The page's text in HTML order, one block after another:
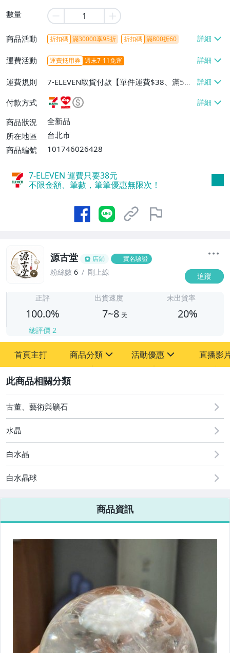
數量
商品活動 折扣碼 滿30000享95折 折扣碼 滿800折60
運費活動 運費抵用券 週末7-11免運
運費規則
7-ELEVEN取貨付款【單件運費$38、滿5件
或消費滿$1298免運費】、7-ELEVEN取貨
不付款【免運費】、萊爾富取貨付款【單件
運費$60、滿5件或消費滿$1298免運
費】、宅配/貨運【單件運費$120、滿5件
付款方式
商品狀況
全新品
所在地區
台北市
商品編號
101746026428
7-ELEVEN 運費只要38元
不限金額、筆數，筆筆優惠無限次！
源古堂 店鋪 實名驗證
粉絲數 6 剛上線 追蹤
正評
100.0%
總評價 2
出貨速度
7~8 天
未出貨率
20%
首頁主打 商品分類
其它
活動優惠
[全店] 周年慶
[全店] 粉絲專享
直播影
古董、藝術與礦石
水晶
白水晶
白水晶球
商品資訊